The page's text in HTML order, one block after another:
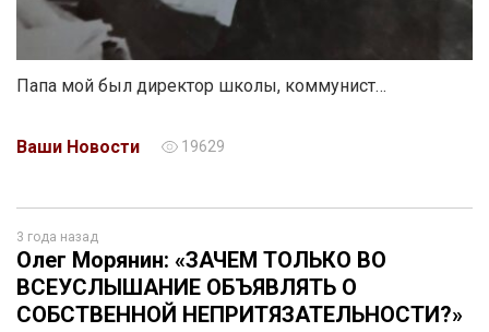
Папа мой был директор школы, коммунист…
Ваши Новости 19629
3 года назад
Олег Морянин: «ЗАЧЕМ ТОЛЬКО ВО
ВСЕУСЛЫШАНИЕ ОБЪЯВЛЯТЬ О
СОБСТВЕННОЙ НЕПРИТЯЗАТЕЛЬНОСТИ?»